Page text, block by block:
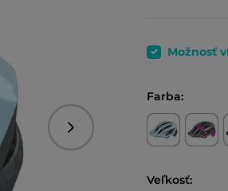
Nasledujúce
Možnosť
Farba:
Veľkosť: